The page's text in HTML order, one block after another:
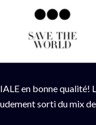
en bonne qualité!
sorti du mix